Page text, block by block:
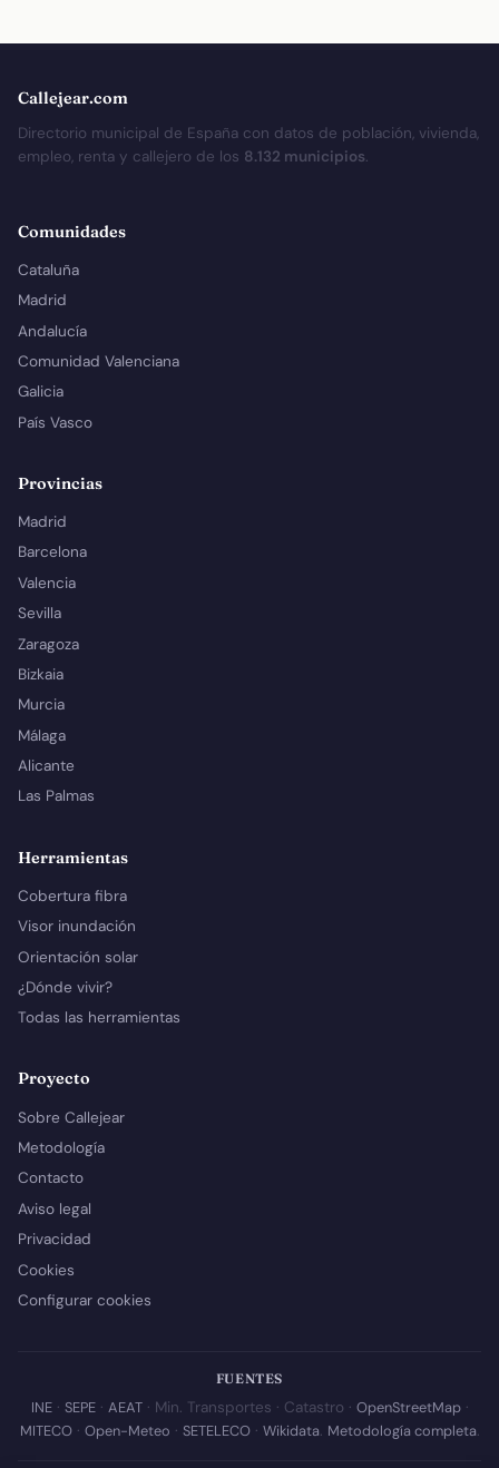
Callejear.com
Directorio municipal de España con datos de población, vivienda,
empleo, renta y callejero de los 8.132 municipios.
Comunidades
Cataluña
Madrid
Andalucía
Comunidad Valenciana
Galicia
País Vasco
Provincias
Madrid
Barcelona
Valencia
Sevilla
Zaragoza
Bizkaia
Murcia
Málaga
Alicante
Las Palmas
Herramientas
Cobertura fibra
Visor inundación
Orientación solar
¿Dónde vivir?
Todas las herramientas
Proyecto
Sobre Callejear
Metodología
Contacto
Aviso legal
Privacidad
Cookies
Configurar cookies
FUENTES
INE· SEPE· AEAT· Min. Transportes · Catastro · OpenStreetMap·
MITECO· Open-Meteo · SETELECO· Wikidata. Metodología completa.